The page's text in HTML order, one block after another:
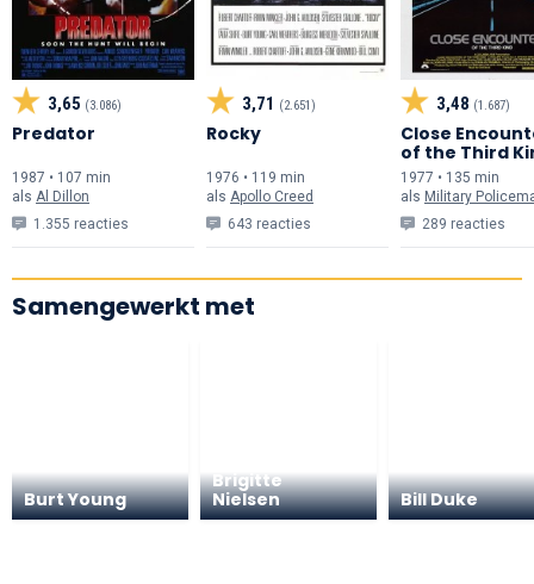
3,65 (3.086)
Predator
1987 • 107 min
als Al Dillon
1.355 reacties
3,71 (2.651)
Rocky
1976 • 119 min
als Apollo Creed
643 reacties
3,48 (1.687)
Close
of the Third
1977 • 135 min
als Military
289 reacties
Samengewerkt met
Burt Young
Brigitte
Nielsen
Bill Duke